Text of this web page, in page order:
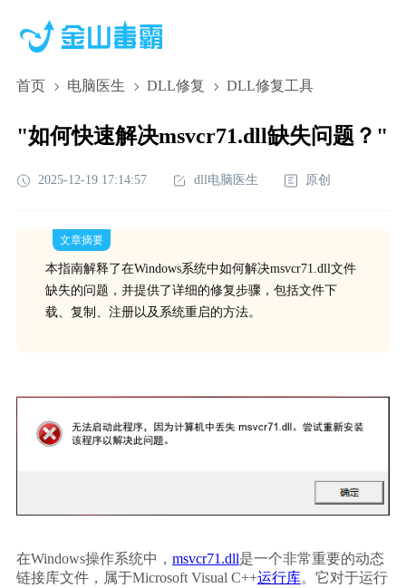
首页 电脑医生 DLL修复 DLL修复工具
"如何快速解决msvcr71.dll缺失问题？"
2025-12-19 17:14:57 dll电脑医生 原创
文章摘要
本指南解释了在Windows系统中如何解决msvcr71.dll文件
缺失的问题，并提供了详细的修复步骤，包括文件下
载、复制、注册以及系统重启的方法。
在Windows操作系统中， msvcr71.dll是一个非常重要的动态
链接库文件，属于Microsoft Visual C++运行库。它对于运行